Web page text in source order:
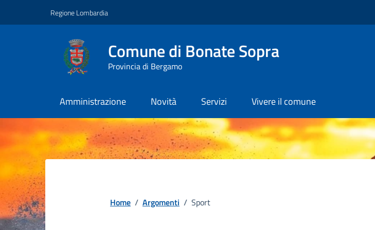
Regione Lombardia
Comune di Bonate Sopra
Provincia di Bergamo
Amministrazione Novità Servizi Vivere il comune
Home / Argomenti / Sport